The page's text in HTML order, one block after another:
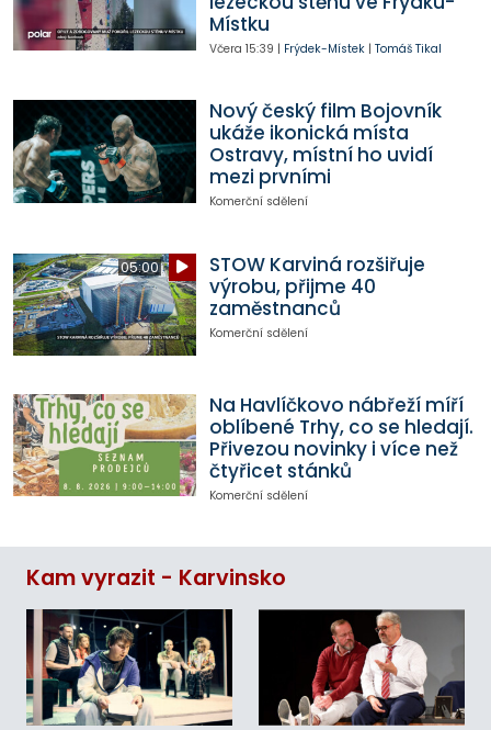
Místku
Včera 15:39 | Frýdek-Místek| Tomáš Tikal
Nový český film Bojovník
ukáže ikonická místa
Ostravy, místní ho uvidí
mezi prvními
Komerční sdělení
05:00
STOW Karviná rozšiřuje
výrobu, přijme 40
zaměstnanců
Komerční sdělení
Na Havlíčkovo nábřeží míří
oblíbené Trhy, co se hledají.
Přivezou novinky i více než
čtyřicet stánků
Komerční sdělení
Kam vyrazit - Karvinsko